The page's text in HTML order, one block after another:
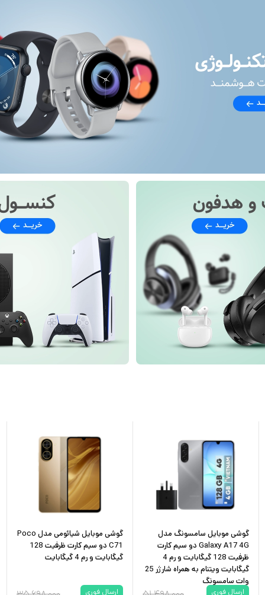
گوشی موبایل سامسونگ مدل
Galaxy A17 4G دو سیم کارت
ظرفیت 128 گیگابایت و رم 4
گیگابایت ویتنام به همراه شارژر 25
وات سامسونگ
ارسال فوری
گوشی موبایل شیائومی مدل Poco
C71 دو سیم کارت ظرفیت 128
گیگابایت و رم 4 گیگابایت
ارسال فوری